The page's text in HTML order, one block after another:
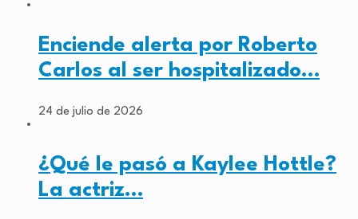
Enciende alerta por Roberto
Carlos al ser hospitalizado…
24 de julio de 2026
¿Qué le pasó a Kaylee Hottle?
La actriz…